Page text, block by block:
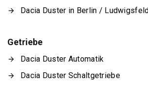
Dacia Duster in Berlin /
Getriebe
Dacia Duster Automatik
Dacia Duster Schaltgetriebe